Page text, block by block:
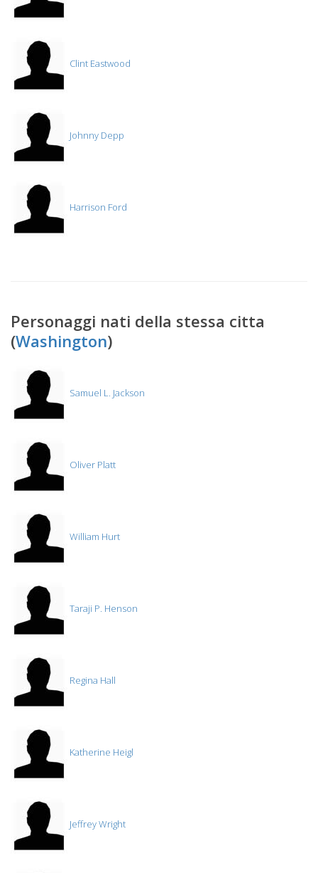
Clint Eastwood
Johnny Depp
Harrison Ford
Personaggi nati della stessa citta
(Washington)
Samuel L. Jackson
Oliver Platt
William Hurt
Taraji P. Henson
Regina Hall
Katherine Heigl
Jeffrey Wright